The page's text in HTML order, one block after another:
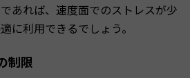
あれば、速度面でのストレスが少
に利用できるでしょう。
制限